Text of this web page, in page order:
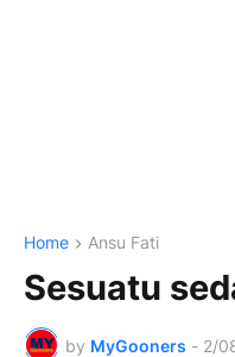
Home Ansu Fati
Sesuatu
by MyGooners - 2/